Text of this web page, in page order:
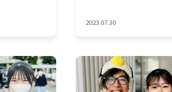
2023.07.30